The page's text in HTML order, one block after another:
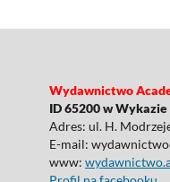
Wydawnictwo
ID 65200 w
Adres: ul. H.
E-mail:
www: